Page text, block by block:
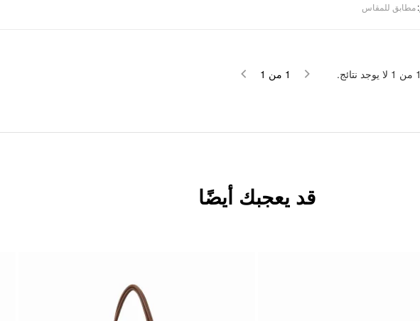
:مطابق للمقاس
1 من 1 لا يوجد نتائج. 1 من 1
قد يعجبك أيضًا